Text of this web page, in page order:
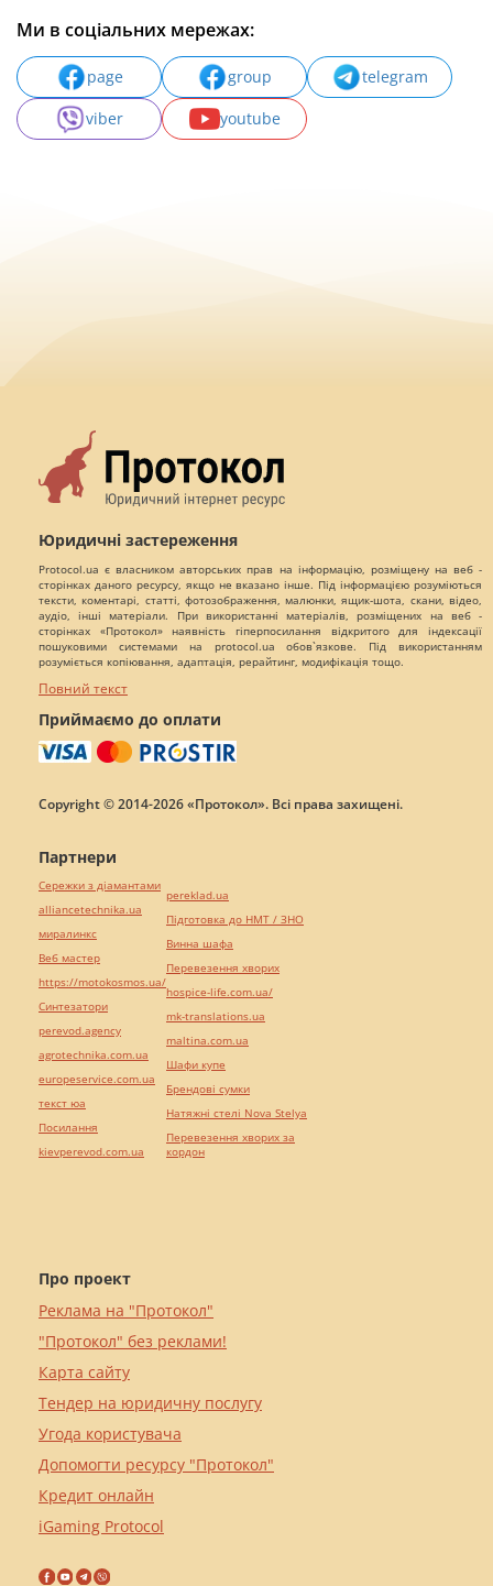
Ми в соціальних мережах:
page group
telegram
viber
youtube
Юридичні застереження
Protocol.ua є власником авторських прав на інформацію, розміщену на веб -
сторінках даного ресурсу, якщо не вказано інше. Під інформацією розуміються
тексти, коментарі, статті, фотозображення, малюнки, ящик-шота, скани, відео,
аудіо, інші матеріали. При використанні матеріалів, розміщених на веб -
сторінках «Протокол» наявність гіперпосилання відкритого для індексації
пошуковими системами на protocol.ua обов`язкове. Під використанням
розуміється копіювання, адаптація, рерайтинг, модифікація тощо.
Повний текст
Приймаємо до оплати
Copyright © 2014-2026 «Протокол». Всі права захищені.
Про проект
Реклама на "Протокол"
"Протокол" без реклами!
Карта сайту
Тендер на юридичну послугу
Угода користувача
Допомогти ресурсу "Протокол"
Кредит онлайн
iGaming Protocol
Партнери
Сережки з діамантами
alliancetechnika.ua
миралинкс
Веб мастер
https://motokosmos.ua/
Синтезатори
perevod.agency
agrotechnika.com.ua
europeservice.com.ua
текст юа
Посилання
kievperevod.com.ua
pereklad.ua
Підготовка до НМТ / ЗНО
Винна шафа
Перевезення хворих
hospice-life.com.ua/
mk-translations.ua
maltina.com.ua
Шафи купе
Брендові сумки
Натяжні стелі Nova Stelya
Перевезення хворих за
кордон